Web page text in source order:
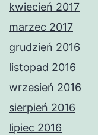
kwiecień 2017
marzec 2017
grudzień 2016
listopad 2016
wrzesień 2016
sierpień 2016
lipiec 2016